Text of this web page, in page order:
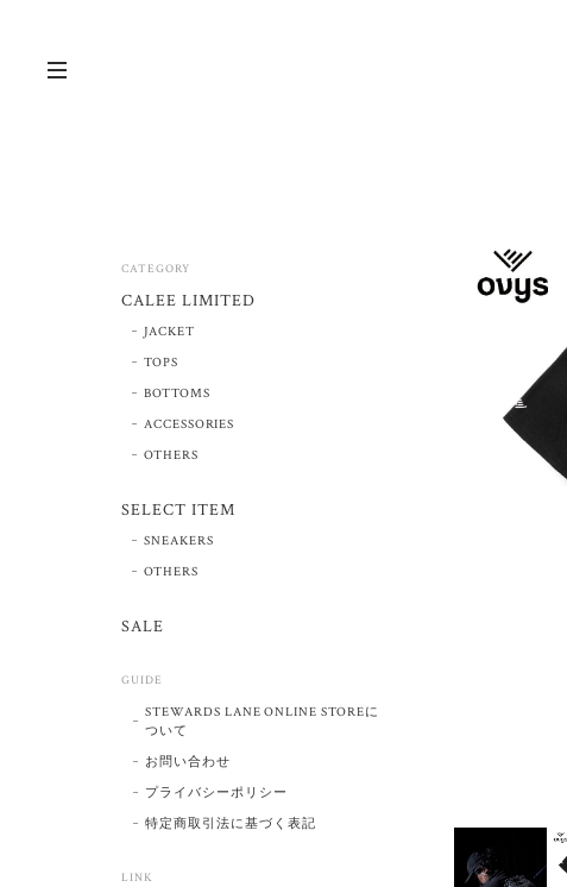
CATEGORY
CALEE LIMITED
JACKET
TOPS
BOTTOMS
ACCESSORIES
OTHERS
SELECT ITEM
SNEAKERS
OTHERS
SALE
GUIDE
STEWARDS LANE ONLINE STOREに
ついて
お問い合わせ
プライバシーポリシー
特定商取引法に基づく表記
LINK